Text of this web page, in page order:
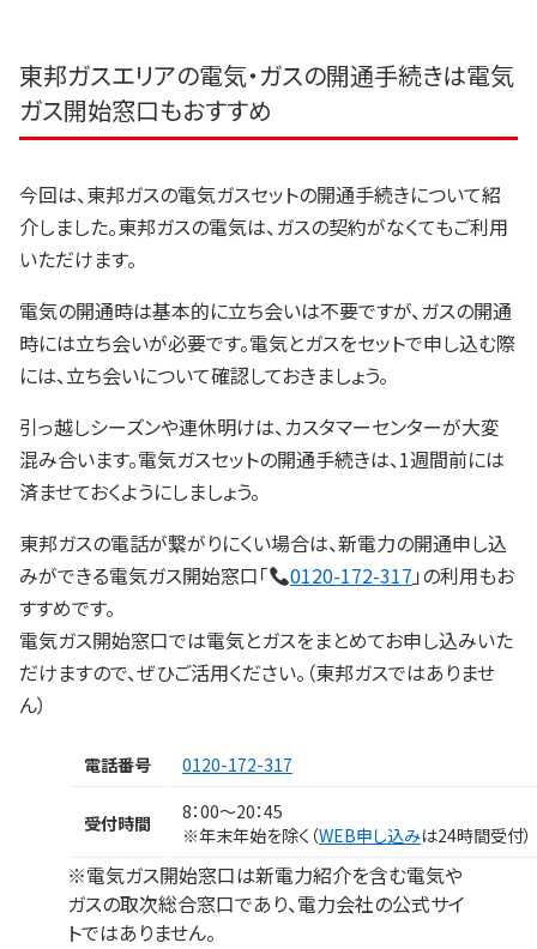
東邦ガスエリアの電気・ガスの開通手続きは電気
ガス開始窓口もおすすめ
今回は、東邦ガスの電気ガスセットの開通手続きについて紹
介しました。東邦ガスの電気は、ガスの契約がなくてもご利用
いただけます。
電気の開通時は基本的に立ち会いは不要ですが、ガスの開通
時には立ち会いが必要です。電気とガスをセットで申し込む際
には、立ち会いについて確認しておきましょう。
引っ越しシーズンや連休明けは、カスタマーセンターが大変
混み合います。電気ガスセットの開通手続きは、1週間前には
済ませておくようにしましょう。
東邦ガスの電話が繋がりにくい場合は、新電力の開通申し込
みができる電気ガス開始窓口「
0120-172-317 」の利用もお
すすめです。
電気ガス開始窓口では電気とガスをまとめてお申し込みいた
だけますので、ぜひご活用ください。（東邦ガスではありませ
ん）
電話番号 0120-172-317
受付時間
8：00～20：45
※年末年始を除く（WEB申し込みは24時間受付）
※電気ガス開始窓口は新電力紹介を含む電気や
ガスの取次総合窓口であり、電力会社の公式サイ
トではありません。